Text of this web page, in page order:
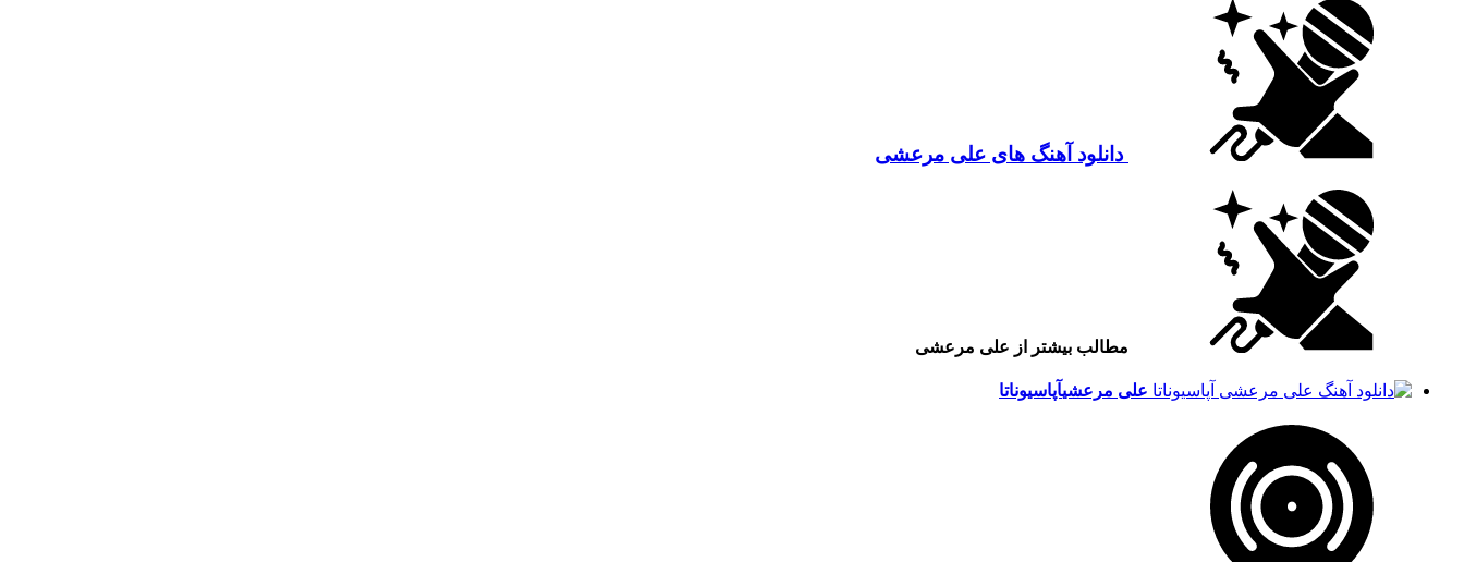
دانلود آهنگ های علی مرعشی
مطالب بیشتر از علی مرعشی
علی مرعشیآپاسیوناتا